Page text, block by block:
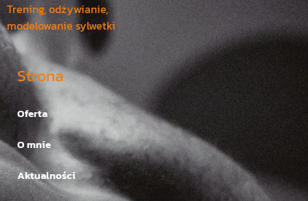
Trening, odżywianie,
modelowanie sylwetki
Strona
Oferta
O mnie
Aktualności